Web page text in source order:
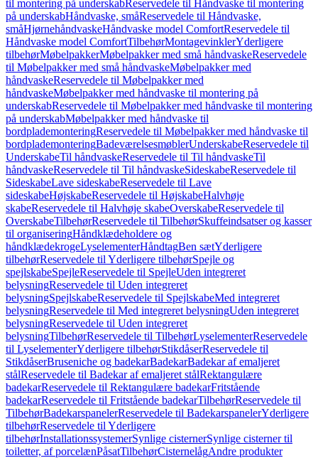
til montering på underskabReservedele til Håndvaske til montering
på underskabHåndvaske, småReservedele til Håndvaske,
småHjørnehåndvaskeHåndvaske model ComfortReservedele til
Håndvaske model ComfortTilbehørMontagevinklerYderligere
tilbehørMøbelpakkerMøbelpakker med små håndvaskeReservedele
til Møbelpakker med små håndvaskeMøbelpakker med
håndvaskeReservedele til Møbelpakker med
håndvaskeMøbelpakker med håndvaske til montering på
underskabReservedele til Møbelpakker med håndvaske til montering
på underskabMøbelpakker med håndvaske til
bordplademonteringReservedele til Møbelpakker med håndvaske til
bordplademonteringBadeværelsesmøblerUnderskabeReservedele til
UnderskabeTil håndvaskeReservedele til Til håndvaskeTil
håndvaskeReservedele til Til håndvaskeSideskabeReservedele til
SideskabeLave sideskabeReservedele til Lave
sideskabeHøjskabeReservedele til HøjskabeHalvhøje
skabeReservedele til Halvhøje skabeOverskabeReservedele til
OverskabeTilbehørReservedele til TilbehørSkuffeindsatser og kasser
til organiseringHåndklædeholdere og
håndklædekrogeLyselementerHåndtagBen sætYderligere
tilbehørReservedele til Yderligere tilbehørSpejle og
spejlskabeSpejleReservedele til SpejleUden integreret
belysningReservedele til Uden integreret
belysningSpejlskabeReservedele til SpejlskabeMed integreret
belysningReservedele til Med integreret belysningUden integreret
belysningReservedele til Uden integreret
belysningTilbehørReservedele til TilbehørLyselementerReservedele
til LyselementerYderligere tilbehørStikdåserReservedele til
StikdåserBruseniche og badekarBadekarBadekar af emaljeret
stålReservedele til Badekar af emaljeret stålRektangulære
badekarReservedele til Rektangulære badekarFritstående
badekarReservedele til Fritstående badekarTilbehørReservedele til
TilbehørBadekarspanelerReservedele til BadekarspanelerYderligere
tilbehørReservedele til Yderligere
tilbehørInstallationssystemerSynlige cisternerSynlige cisterner til
toiletter, af porcelænPåsatTilbehørCisternelågAndre produkter